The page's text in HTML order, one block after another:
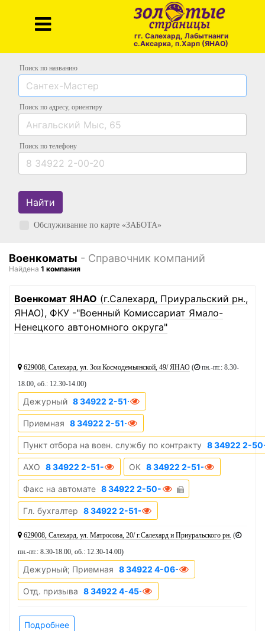
гг. Салехард, Лабытнанги
с.Аксарка, п.Харп (ЯНАО)
Поиск по названию
Поиск по адресу, ориентиру
Поиск по телефону
Найти
Обслуживание по карте «ЗАБОТА»
Военкоматы - Справочник компаний
Найдена 1 компания
Военкомат ЯНАО (г.Салехард, Приуральский рн.,
ЯНАО), ФКУ -"Военный Комиссариат Ямало-
Ненецкого автономного округа"
629008, Салехард, ул. Зои Космодемьянской, 49/ ЯНАО (
пн.-пт.: 8.30-
18.00, об.: 12.30-14.00)
Дежурный 8 34922 2-51-51
Приемная 8 34922 2-51-01
Пункт отбора на воен. службу по контракту 8 34922 2-
АХО 8 34922 2-51-40 ОК 8 34922 2-51-28
Факс на автомате 8 34922 2-50-10
Гл. бухгалтер 8 34922 2-51-64
629008, Салехард, ул. Матросова, 20/ г.Салехард и Приуральского рн. (
пн.-пт.: 8.30-18.00, об.: 12.30-14.00)
Дежурный; Приемная 8 34922 4-06-23
Отд. призыва 8 34922 4-45-72
Подробнее